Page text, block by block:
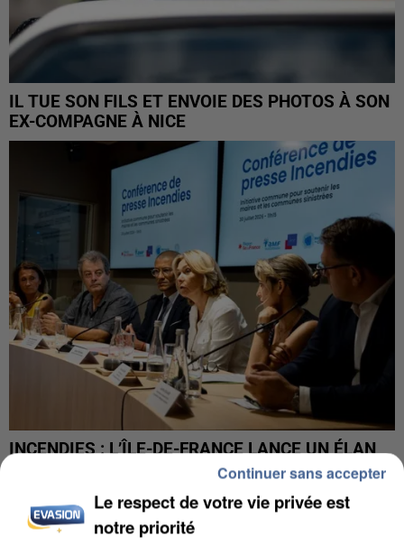
IL TUE SON FILS ET ENVOIE DES PHOTOS À SON
EX-COMPAGNE À NICE
INCENDIES : L’ÎLE-DE-FRANCE LANCE UN ÉLAN
DE SOLIDARITÉ AVEC LES...
Le respect de votre vie privée est
notre priorité
Continuer sans accepter